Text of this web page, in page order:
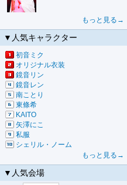
もっと見る→
▼人気キャラクター
初音ミク
オリジナル衣装
鏡音リン
鏡音レン
南ことり
東條希
KAITO
矢澤にこ
私服
シェリル・ノーム
もっと見る→
▼人気会場